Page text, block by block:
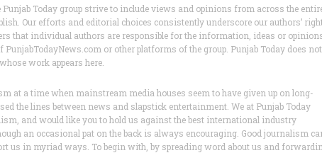
Today group strive to include views and opinions from across the
Our efforts and editorial choices consistently underscore our authors’
that individual authors are responsible for the information, ideas or
or other platforms of the group. Punjab Today does not
work appears here.
at a time when mainstream media houses seem to have given up on long-
the lines between news and slapstick entertainment. We at Punjab Today
and would like you to hold us against the best international industry
an occasional pat on the back is always encouraging. Good journalism
us in myriad ways. To begin with, by spreading word about us and